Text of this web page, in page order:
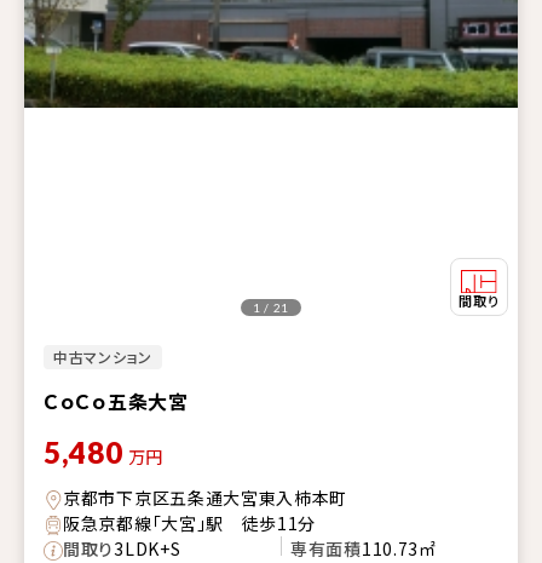
中古マンション
ＣｏＣｏ五条大宮
1 / 21
5,480 万円
京都市下京区五条通大宮東入柿本町
阪急京都線「大宮」駅 徒歩11分
間取り3LDK+S 専有面積110.73㎡